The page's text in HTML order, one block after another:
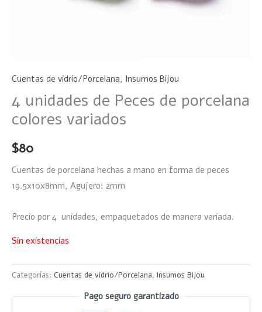
Cuentas de vidrio/Porcelana, Insumos Bijou
4 unidades de Peces de porcelana
colores variados
$80
Cuentas de porcelana hechas a mano en forma de peces
19.5x10x8mm, Agujero: 2mm
Precio por 4 unidades, empaquetados de manera variada.
Sin existencias
Categorías: Cuentas de vidrio/Porcelana, Insumos Bijou
Pago seguro garantizado